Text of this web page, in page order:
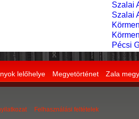
Szalai
Szalai
Pécsi
lelőhelye Megyetörténet Zala
Felhasználási feltételek